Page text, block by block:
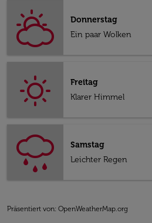
Donnerstag
Ein paar Wolken
Freitag
Klarer Himmel
Samstag
Leichter Regen
Präsentiert von: OpenWeatherMap.org